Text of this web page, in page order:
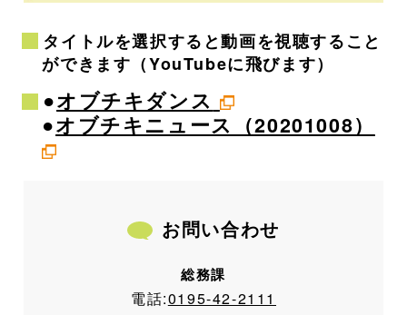
タイトルを選択すると動画を視聴すること
ができます（YouTubeに飛びます）
●オブチキダンス
●オブチキニュース（20201008）
お問い合わせ
総務課
電話:0195-42-2111